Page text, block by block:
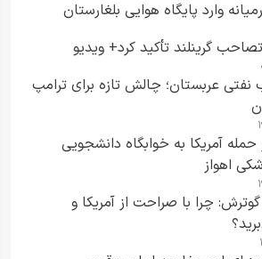
وارد پایگاه هوایی بلغارستان
گرینلند تأکید کرد+ ویدیو
عربستان؛ چالش تازه برای ترامپ
آمریکا به خوابگاه دانشجویی
اهواز
چرا با صراحت از آمریکا و